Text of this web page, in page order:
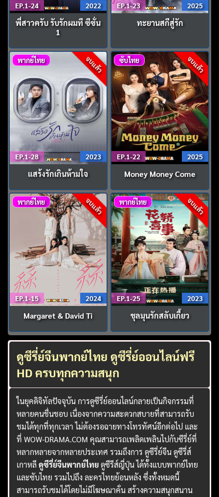
EP.1-24 2022
พี่สาวครับ รับรักผมที ซีซั่น
1
EP.1-23 2025
ทะยานสกีสู่รัก
จบแล้ว
พากย์ไทย
EP.1-28 2023
แสร้งรักเกินห้ามใจ
จบแล้ว
ซับไทย
EP.1-22 2025
Money Money Come
จบแล้ว
พากย์ไทย
EP.1-15 2024
Margaret & David Ti
จบแล้ว
พากย์ไทย
EP.1-25 2023
ชุลมุนรักสลับเกี้ยว
ดูซีรี่ย์จีนพากย์ไทย ดูซีรี่ย์ออนไลน์ฟรี
HD ครบทุกความสนุก
ในยุคดิจิทัลปัจจุบัน การดูซีรี่ย์ออนไลน์กลายเป็นกิจกรรมที่
หลายคนชื่นชอบ เนื่องจากความสะดวกสบายที่สามารถรับ
ชมได้ทุกที่ทุกเวลา ไม่ต้องรอฉายทางโทรทัศน์อีกต่อไป และ
ที่ WOW-DRAMA.COM คุณสามารถเพลิดเพลินไปกับซีรี่ย์ที่
หลากหลายจากหลายประเทศ รวมถึงการ ดูซีรี่ย์จีน ดูซีรี่ส์
เกาหลีดูซีรี่ย์จีนพากย์ไทยดูซีรีส์ญี่ปุ่น ได้ทั้งแบบพากย์ไทย
และซับไทย รวมไปถึง ละครไทยย้อนหลัง ซึ่งทั้งหมดนี้
สามารถรับชมได้โดยไม่มีโฆษณาคั่น สร้างความสนุกสนาน